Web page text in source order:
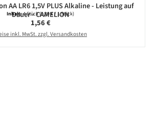
AA LR6 1,5V PLUS Alkaline - Leistung auf
Dauer - CAMELION
Inhalt:4 Stück(0,39 € / 1 Stück)
Regulärer Preis:
1,56 €
inkl. MwSt. zzgl. Versandkosten